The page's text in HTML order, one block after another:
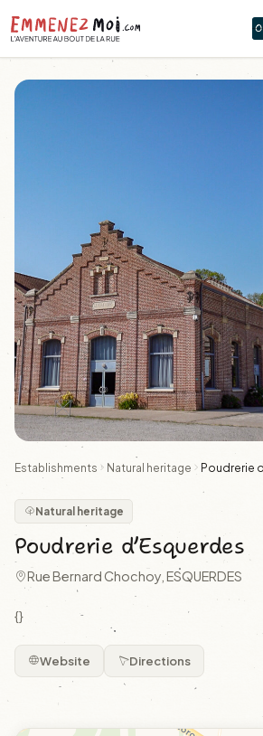
O
Establishments Natural heritage Poudrerie
Natural heritage
Poudrerie d’Esquerdes
Rue Bernard Chochoy, ESQUERDES
{}
Website Directions